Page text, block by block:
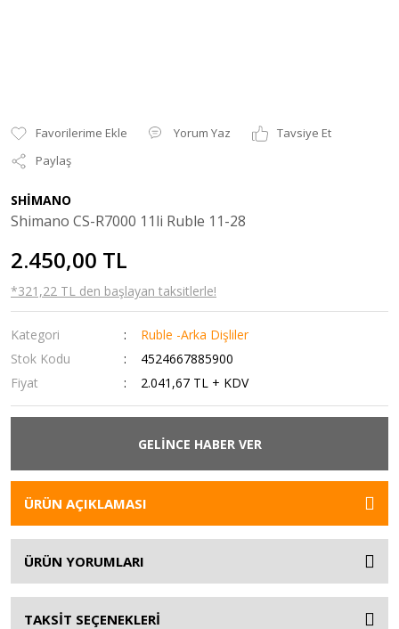
Yorum Yaz
Tavsiye Et
Paylaş
SHİMANO
Shimano CS-R7000 11li Ruble 11-28
2.450,00 TL
*321,22 TL den başlayan taksitlerle!
Kategori
Ruble -Arka Dişliler
Stok Kodu
4524667885900
Fiyat
2.041,67 TL + KDV
GELİNCE HABER VER
ÜRÜN AÇIKLAMASI
ÜRÜN YORUMLARI
TAKSİT SEÇENEKLERİ